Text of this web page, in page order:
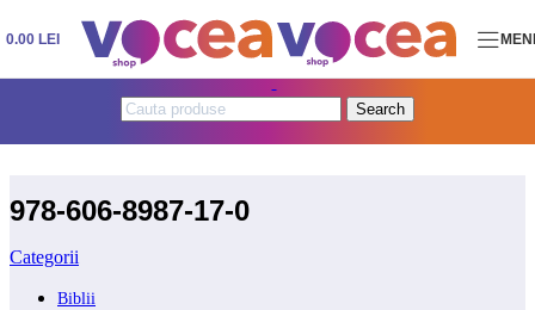
Skip to navigationSkip to main content
0.00 LEI
Search
978-606-8987-17-0
Categorii
Biblii